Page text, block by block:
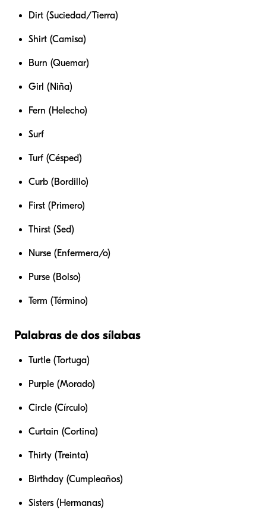
Dirt (Suciedad/Tierra)
Shirt (Camisa)
Burn (Quemar)
Girl (Niña)
Fern (Helecho)
Surf
Turf (Césped)
Curb (Bordillo)
First (Primero)
Thirst (Sed)
Nurse (Enfermera/o)
Purse (Bolso)
Term (Término)
Palabras de dos sílabas
Turtle (Tortuga)
Purple (Morado)
Circle (Círculo)
Curtain (Cortina)
Thirty (Treinta)
Birthday (Cumpleaños)
Sisters (Hermanas)